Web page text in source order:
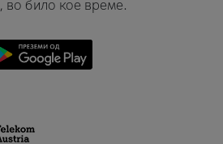
во било кое време.